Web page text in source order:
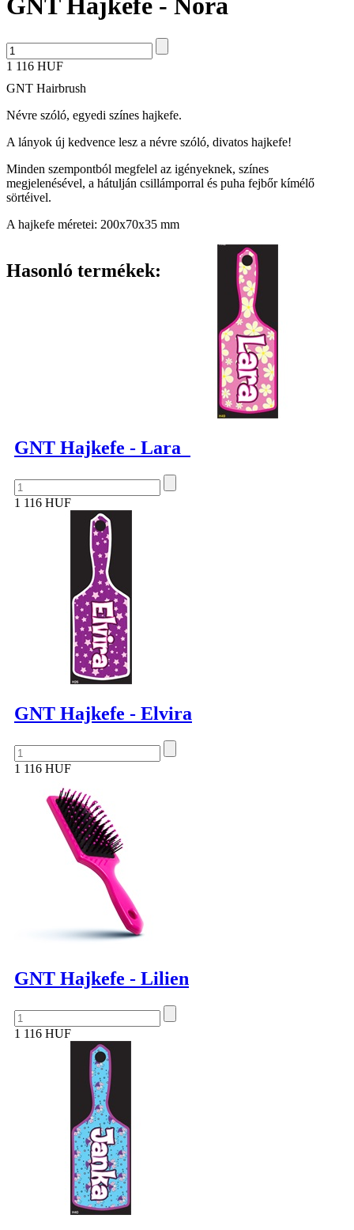
GNT Hajkefe - Nóra
1 116 HUF
GNT Hairbrush
Névre szóló, egyedi színes hajkefe.
A lányok új kedvence lesz a névre szóló, divatos hajkefe!
Minden szempontból megfelel az igényeknek, színes
megjelenésével, a hátulján csillámporral és puha fejbőr kímélő
sörtéivel.
A hajkefe méretei: 200x70x35 mm
Hasonló termékek:
GNT Hajkefe - Lara
1 116 HUF
GNT Hajkefe - Elvira
1 116 HUF
GNT Hajkefe - Lilien
1 116 HUF